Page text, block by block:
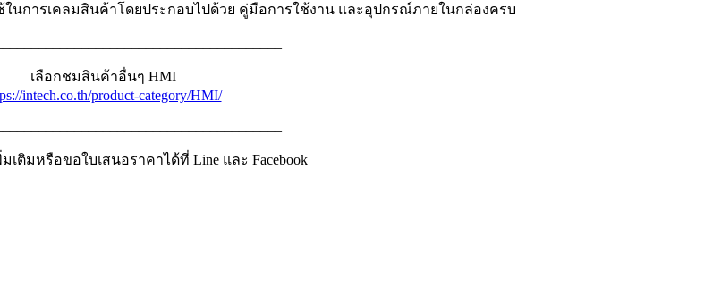
นการเคลมสินค้าโดยประกอบไปด้วย คู่มือการใช้งาน และอุปกรณ์ภายในกล่องครบ
เลือกชมสินค้าอื่นๆ HMI
intech.co.th/product-category/HMI/
เติมหรือขอใบเสนอราคาได้ที่ Line และ Facebook